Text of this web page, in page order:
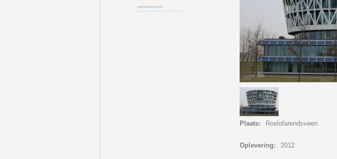
Plaats: Roelofarendsveen
Oplevering: 2012